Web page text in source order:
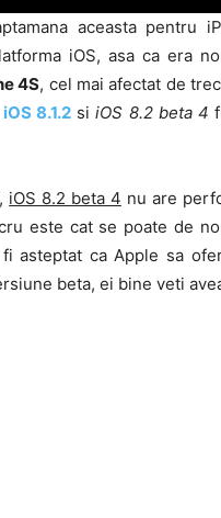
aceasta pentru
iOS, asa ca era
4S, cel mai afectat de
iOS 8.1.2siiOS 8.2 beta 4
iOS 8.2 beta 4 nu are
este cat se poate de
asteptat ca Apple sa
beta, ei bine veti